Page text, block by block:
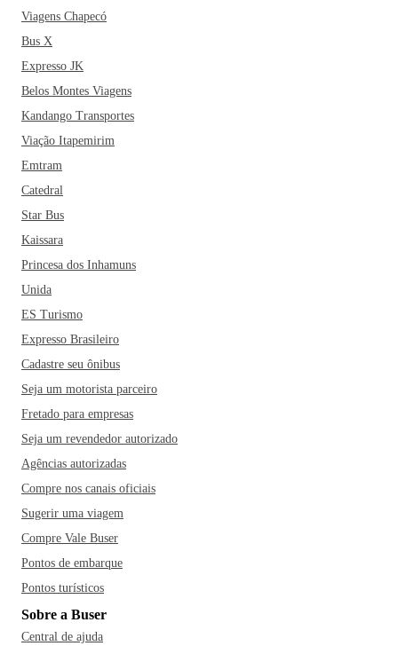
Viagens Chapecó
Bus X
Expresso JK
Belos Montes Viagens
Kandango Transportes
Viação Itapemirim
Emtram
Catedral
Star Bus
Kaissara
Princesa dos Inhamuns
Unida
ES Turismo
Expresso Brasileiro
Cadastre seu ônibus
Seja um motorista parceiro
Fretado para empresas
Seja um revendedor autorizado
Agências autorizadas
Compre nos canais oficiais
Sugerir uma viagem
Compre Vale Buser
Pontos de embarque
Pontos turísticos
Sobre a Buser
Central de ajuda